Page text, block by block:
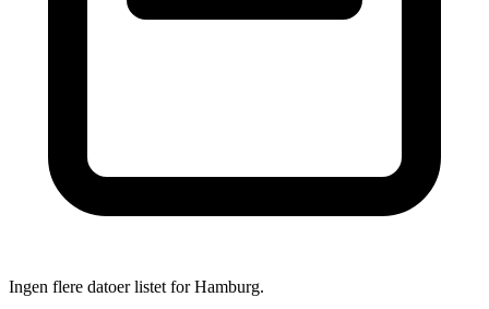
Ingen flere datoer listet for Hamburg.